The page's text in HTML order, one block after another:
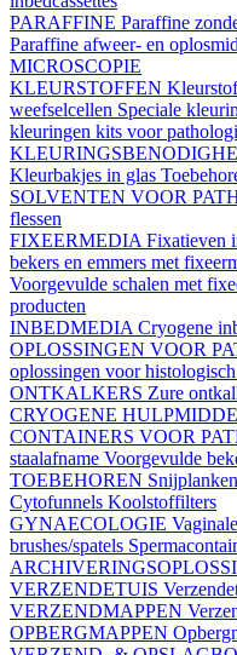
PARAFFINE Paraffine
Paraffine afweer- en
MICROSCOPIE
KLEURSTOFFEN
weefselcellen Speciale
kleuringen kits voor
Kleurbakjes in glas
SOLVENTEN VOOR
flessen
FIXEERMEDIA Fixatieven
bekers en emmers met
Voorgevulde schalen met
producten
INBEDMEDIA Cryogene
OPLOSSINGEN VOOR
oplossingen voor
ONTKALKERS Zure
CRYOGENE
CONTAINERS VOOR
staalafname Voorgevulde
TOEBEHOREN Snijplanken
Cytofunnels Koolstoffilters
GYNAECOLOGIE
brushes/spatels
VERZENDETUIS
VERZENDMAPPEN
OPBERGMAPPEN